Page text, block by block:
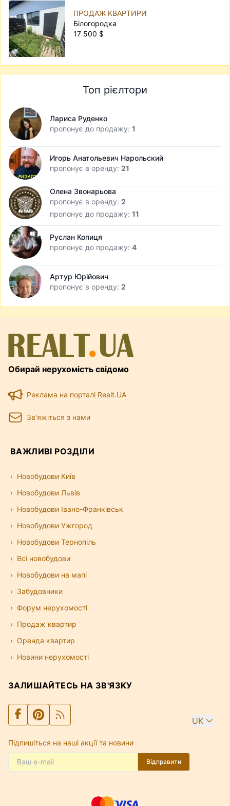
ПРОДАЖ КВАРТИРИ
Білогородка
17 500 $
Топ рієлтори
Лариса Руденко
пропонує до продажу: 1
Игорь Анатольевич Нарольский
пропонує в оренду: 21
Олена Звонарьова
пропонує в оренду: 2
пропонує до продажу: 11
Руслан Копиця
пропонує до продажу: 4
Артур Юрійович
пропонує в оренду: 2
Обирай нерухомість свідомо
Реклама на порталі Realt.UA
Зв'яжіться з нами
ВАЖЛИВІ РОЗДІЛИ
Новобудови Київ
Новобудови Львів
Новобудови Івано-Франківськ
Новобудови Ужгород
Новобудови Тернопіль
Всі новобудови
Новобудови на мапі
Забудовники
Форум нерухомості
Продаж квартир
Оренда квартир
Новини нерухомості
ЗАЛИШАЙТЕСЬ НА ЗВ'ЯЗКУ
UK
Підпишіться на наші акції та новини
Відправити